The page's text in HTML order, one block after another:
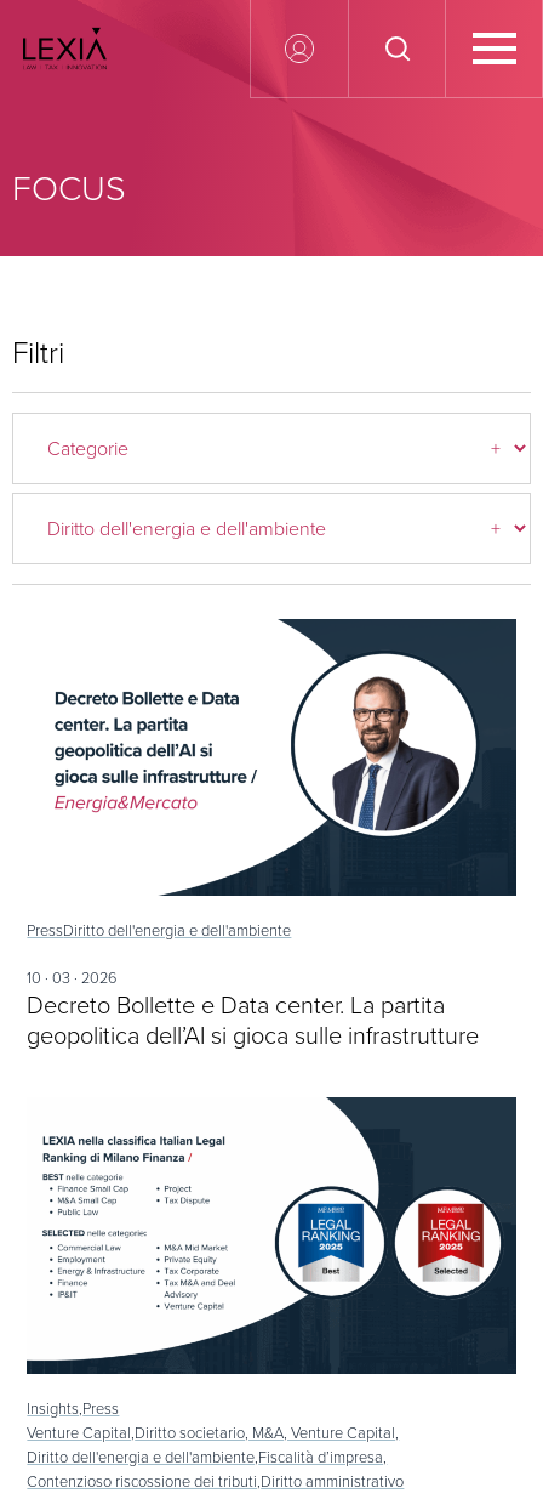
FOCUS
Filtri
PressDiritto dell'energia e dell'ambiente
10 · 03 · 2026
Decreto Bollette e Data center. La partita
geopolitica dell’AI si gioca sulle infrastrutture
Insights,Press
Venture Capital,Diritto societario, M&A, Venture Capital,
Diritto dell'energia e dell'ambiente,Fiscalità d’impresa,
Contenzioso riscossione dei tributi,Diritto amministrativo